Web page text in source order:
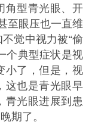
角型青光眼、开
至眼压也一直维
觉中视力被“偷
个典型症状是视
小了，但是，视
这也是青光眼早
青光眼进展到患
期了。